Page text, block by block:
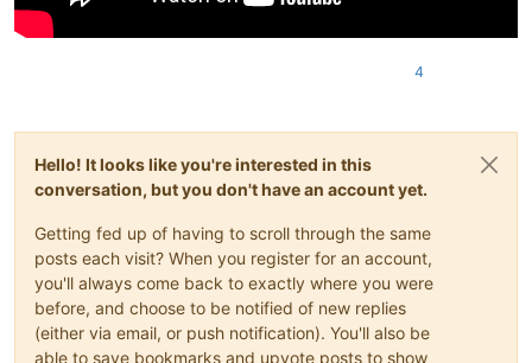
4
Hello! It looks like you're interested in this
conversation, but you don't have an account yet.
Getting fed up of having to scroll through the same
posts each visit? When you register for an account,
you'll always come back to exactly where you were
before, and choose to be notified of new replies
(either via email, or push notification). You'll also be
able to save bookmarks and upvote posts to show